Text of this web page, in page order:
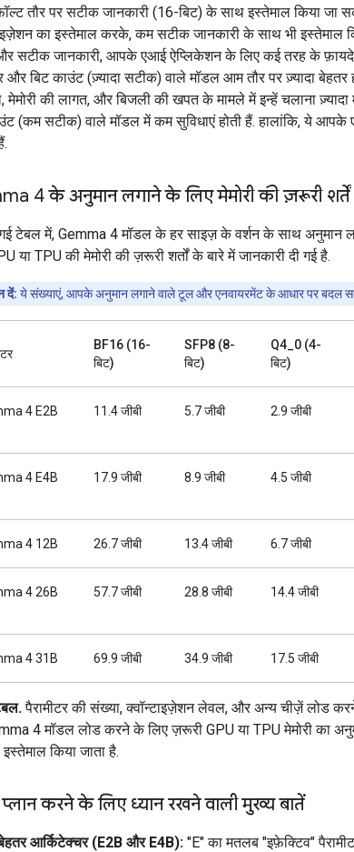
तौर पर सटीक जानकारी (16-बिट) के साथ इस्तेमाल किया जा
का इस्तेमाल करके, कम सटीक जानकारी के साथ भी
सटीक जानकारी, आपके एआई ऐप्लिकेशन के लिए कई तरह के फ़ायदे
और बिट काउंट (ज़्यादा सटीक) वाले मॉडल आम तौर पर ज़्यादा बेहतर
की लागत, और बिजली की खपत के मामले में इन्हें चलाना ज़्यादा
(कम सटीक) वाले मॉडल में कम सुविधाएं होती हैं. हालांकि, ये
4 के अनुमान लगाने के लिए मेमोरी की ज़रूरी शर्तें
गई टेबल में, Gemma 4 मॉडल के हर साइज़ के वर्शन के साथ अनुमान
या TPU की मेमोरी की ज़रूरी शर्तों के बारे में जानकारी दी गई है.
दें: ये संख्याएं, आपके अनुमान लगाने वाले टूल और एनवायरमेंट के आधार पर बदल
BF16 (16-
बिट)
SFP8 (8-
बिट)
Q4_0 (4-
बिट)
4 E2B 11.4 जीबी 5.7 जीबी 2.9 जीबी
4 E4B 17.9 जीबी 8.9 जीबी 4.5 जीबी
4 12B 26.7 जीबी 13.4 जीबी 6.7 जीबी
4 26B
57.7 जीबी 28.8 जीबी 14.4 जीबी
4 31B 69.9 जीबी 34.9 जीबी 17.5 जीबी
पैरामीटर की संख्या, क्वॉन्टाइज़ेशन लेवल, और अन्य चीज़ें लोड
4 मॉडल लोड करने के लिए ज़रूरी GPU या TPU मेमोरी का
किया जाता है.
प्लान करने के लिए ध्यान रखने वाली मुख्य बातें
आर्किटेक्चर (E2B और E4B): "E" का मतलब "इफ़ेक्टिव"